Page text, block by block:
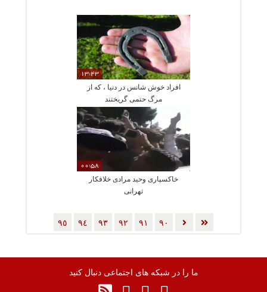
13:43
افراد خوش شانس در دنیا ، که از
مرگ حتمی گریختند
00:58
خاکسپاری وحید مرادی خلافکار
تهرانی
٩٠ ٩١ ٩٢ ٩٣ ٩٤ ٩٥
ما را در شبکه های اجتماعی دنبال کنید